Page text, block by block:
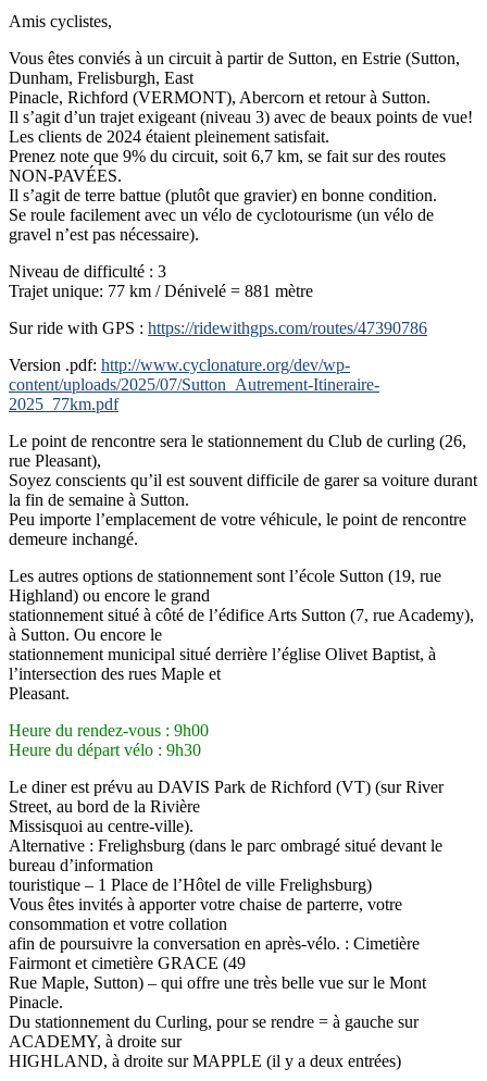
Amis cyclistes,
Vous êtes conviés à un circuit à partir de Sutton, en Estrie (Sutton,
Dunham, Frelisburgh, East
Pinacle, Richford (VERMONT), Abercorn et retour à Sutton.
Il s’agit d’un trajet exigeant (niveau 3) avec de beaux points de vue!
Les clients de 2024 étaient pleinement satisfait.
Prenez note que 9% du circuit, soit 6,7 km, se fait sur des routes
NON-PAVÉES.
Il s’agit de terre battue (plutôt que gravier) en bonne condition.
Se roule facilement avec un vélo de cyclotourisme (un vélo de
gravel n’est pas nécessaire).
Niveau de difficulté : 3
Trajet unique: 77 km / Dénivelé = 881 mètre
Sur ride with GPS : https://ridewithgps.com/routes/47390786
Version .pdf: http://www.cyclonature.org/dev/wp-
content/uploads/2025/07/Sutton_Autrement-Itineraire-
2025_77km.pdf
Le point de rencontre sera le stationnement du Club de curling (26,
rue Pleasant),
Soyez conscients qu’il est souvent difficile de garer sa voiture durant
la fin de semaine à Sutton.
Peu importe l’emplacement de votre véhicule, le point de rencontre
demeure inchangé.
Les autres options de stationnement sont l’école Sutton (19, rue
Highland) ou encore le grand
stationnement situé à côté de l’édifice Arts Sutton (7, rue Academy),
à Sutton. Ou encore le
stationnement municipal situé derrière l’église Olivet Baptist, à
l’intersection des rues Maple et
Pleasant.
Heure du rendez-vous : 9h00
Heure du départ vélo : 9h30
Le diner est prévu au DAVIS Park de Richford (VT) (sur River
Street, au bord de la Rivière
Missisquoi au centre-ville).
Alternative : Frelighsburg (dans le parc ombragé situé devant le
bureau d’information
touristique – 1 Place de l’Hôtel de ville Frelighsburg)
Vous êtes invités à apporter votre chaise de parterre, votre
consommation et votre collation
afin de poursuivre la conversation en après-vélo. : Cimetière
Fairmont et cimetière GRACE (49
Rue Maple, Sutton) – qui offre une très belle vue sur le Mont
Pinacle.
Du stationnement du Curling, pour se rendre = à gauche sur
ACADEMY, à droite sur
HIGHLAND, à droite sur MAPPLE (il y a deux entrées)